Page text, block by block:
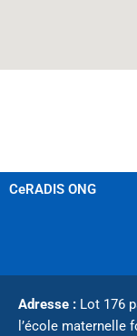
CeRADIS ONG
Adresse : Lot 176
l’école maternelle